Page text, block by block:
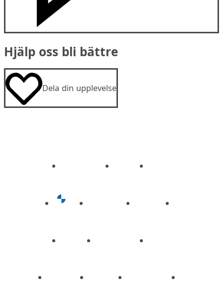
Hjälp oss bli bättre
Dela din upplevelse